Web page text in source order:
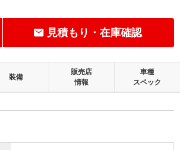
見積もり・在庫確認
装備
販売店
情報
車種
スペック